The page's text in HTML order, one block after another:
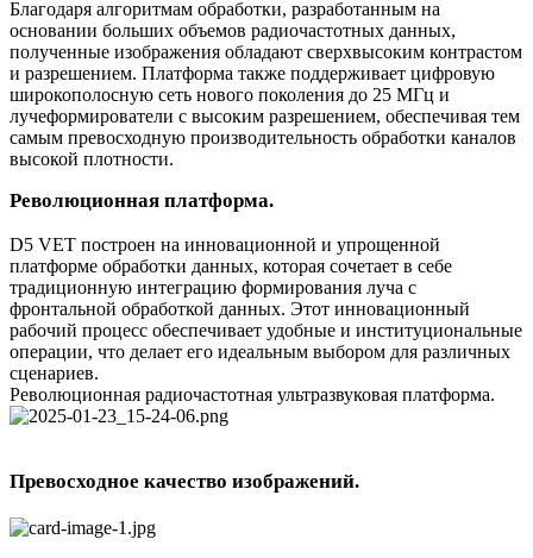
Благодаря алгоритмам обработки, разработанным на
основании больших объемов радиочастотных данных,
полученные изображения обладают сверхвысоким контрастом
и разрешением. Платформа также поддерживает цифровую
широкополосную сеть нового поколения до 25 МГц и
лучеформирователи с высоким разрешением, обеспечивая тем
самым превосходную производительность обработки каналов
высокой плотности.
Революционная платформа.
D5 VET построен на инновационной и упрощенной
платформе обработки данных, которая сочетает в себе
традиционную интеграцию формирования луча с
фронтальной обработкой данных. Этот инновационный
рабочий процесс обеспечивает удобные и институциональные
операции, что делает его идеальным выбором для различных
сценариев.
Революционная радиочастотная ультразвуковая платформа.
Превосходное качество изображений.